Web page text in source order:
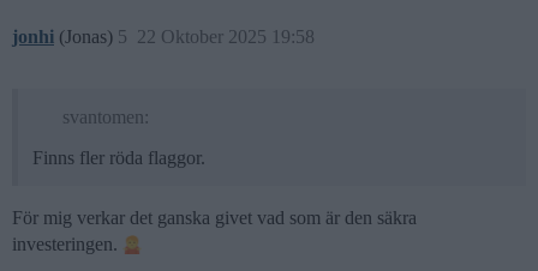
jonhi (Jonas) 22 Oktober 2025 19:58
5
svantomen:
Finns fler röda flaggor.
För mig verkar det ganska givet vad som är den säkra
investeringen.